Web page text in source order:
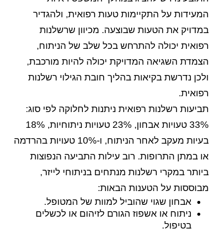
המעידות על התקיימות טעות רפואית, ולהגדיר
במדויק את הטעות שבוצעה. מכיוון שרשלנות
רפואית יכולה להתרחש בכל שלב של הניתוח,
הצמדת השגיאה המדויקת יכולה להיות מורכבת,
ולכן נדרשת בקיאות בהליך חובת הגילוי רשלנות
רפואית.
תביעות רשלנות רפואית ניתנות לחלוקה לפי סוג:
33% טעויות אבחון, 23% טעויות ניתוחיות, 18%
בעיות מעקב לאחר הניתוח, ו-10% טעויות בהרדמה
או במתן התרופות. רוב עילות התביעה הנפוצות
ביותר במקרי רשלנות מנתחים בניתוחי לייזר,
מבוססות על הטענות הבאות:
אבחון שגוי שהוביל למוות של המטופל.
ניתוח או אשפוז הגורם לזיהום או לכשלים
בטיפול.